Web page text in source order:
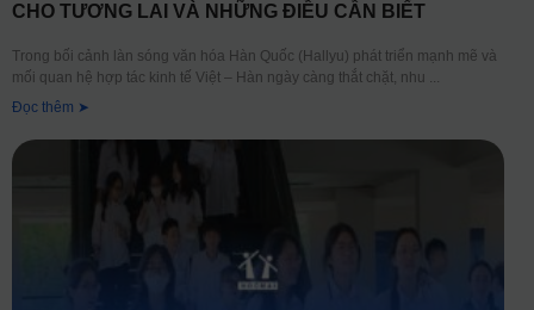
CHO TƯƠNG LAI VÀ NHỮNG ĐIỀU CẦN BIẾT
Trong bối cảnh làn sóng văn hóa Hàn Quốc (Hallyu) phát triển mạnh mẽ và
mối quan hệ hợp tác kinh tế Việt – Hàn ngày càng thắt chặt, nhu
Đọc thêm ➤